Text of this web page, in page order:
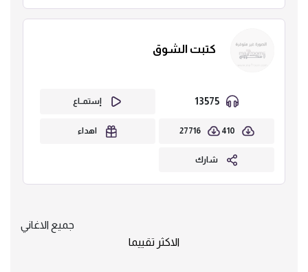
كتبت الشوق
إستمــاع
410
27716 اهداء
شارك
جميع الاغاني
الاكثر تقييما